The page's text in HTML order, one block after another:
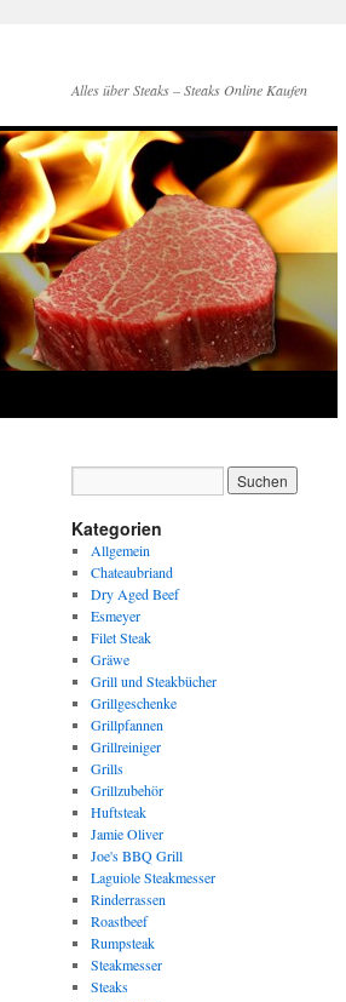
Alles über Steaks – Steaks Online Kaufen
Kategorien
Allgemein
Chateaubriand
Dry Aged Beef
Esmeyer
Filet Steak
Gräwe
Grill und Steakbücher
Grillgeschenke
Grillpfannen
Grillreiniger
Grills
Grillzubehör
Huftsteak
Jamie Oliver
Joe's BBQ Grill
Laguiole Steakmesser
Rinderrassen
Roastbeef
Rumpsteak
Steakmesser
Steaks